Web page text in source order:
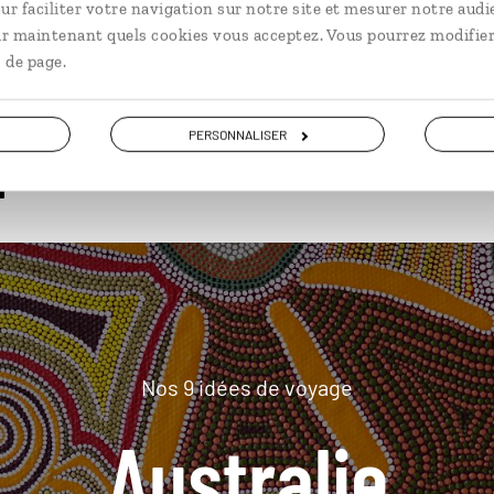
faciliter votre navigation sur notre site et mesurer notre
maintenant quels cookies vous acceptez. Vous pourrez
page.
PERSONNALISER
loin
Nos 9 idées de voyage